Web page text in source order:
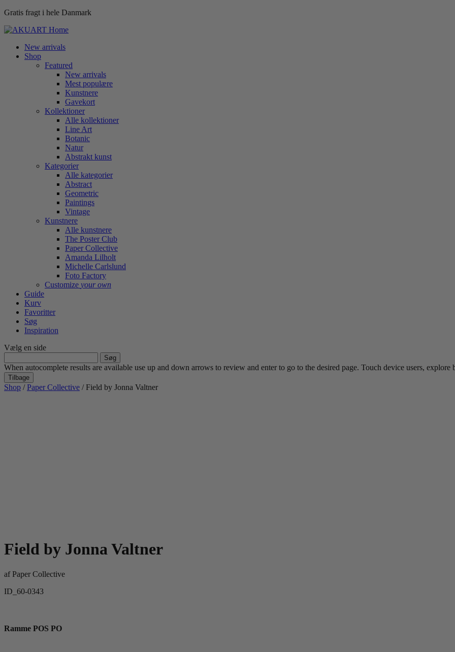
Gratis fragt i hele Danmark
New arrivals
Shop
Featured
New arrivals
Mest populære
Kunstnere
Gavekort
Kollektioner
Alle kollektioner
Line Art
Botanic
Natur
Abstrakt kunst
Kategorier
Alle kategorier
Abstract
Geometric
Paintings
Vintage
Kunstnere
Alle kunstnere
The Poster Club
Paper Collective
Amanda Lilholt
Michelle Carlslund
Foto Factory
Customize your own
Guide
Kurv
Favoritter
Søg
Inspiration
Vælg en side
efter:
When autocomplete results are available use up and down arrows to review and enter to go to the desired page. Touch device users,
Tilbage
Shop /Paper Collective / Field by Jonna Valtner
Field by Jonna Valtner
afPaper Collective
ID_60-0343
Ramme POS PO